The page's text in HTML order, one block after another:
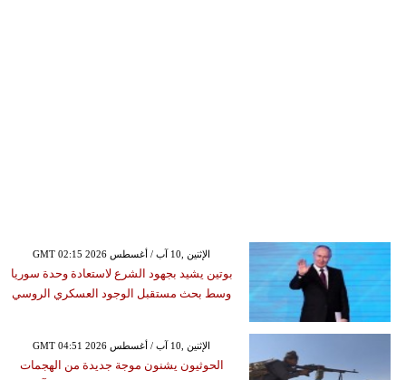
GMT 02:15 2026 الإثنين ,10 آب / أغسطس
بوتين يشيد بجهود الشرع لاستعادة وحدة سوريا
وسط بحث مستقبل الوجود العسكري الروسي
GMT 04:51 2026 الإثنين ,10 آب / أغسطس
الحوثيون يشنون موجة جديدة من الهجمات